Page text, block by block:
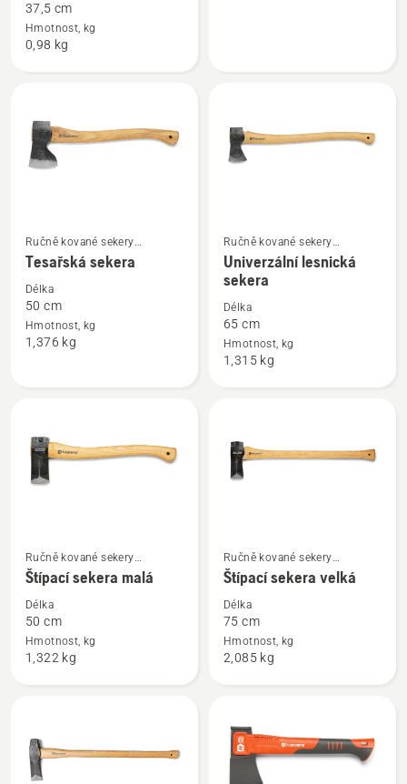
Sekyrka
37,5 cm
Hmotnost, kg
0,98 kg
Zobrazit
více
informací
Tesařská
sekera
Ručně kované sekery
s dřevěnými topůrky
Tesařská sekera
Délka
50 cm
Hmotnost, kg
1,376 kg
Zobrazit
více
informací
Univerzální
lesnická
Ručně kované sekery
s dřevěnými topůrky
Univerzální lesnická
sekera
Délka
65 cm
Hmotnost, kg
1,315 kg
Zobrazit
více
informací
Štípací
sekera
Ručně kované sekery
s dřevěnými topůrky
Štípací sekera malá
Délka
50 cm
Hmotnost, kg
1,322 kg
Zobrazit
více
informací
Štípací
sekera
Ručně kované sekery
s dřevěnými topůrky
Štípací sekera velká
Délka
75 cm
Hmotnost, kg
2,085 kg